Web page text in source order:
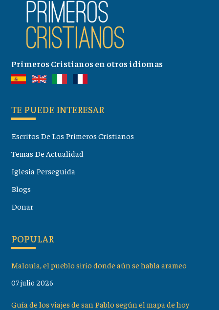
Primeros Cristianos en otros idiomas
TE PUEDE INTERESAR
Escritos De Los Primeros Cristianos
Temas De Actualidad
Iglesia Perseguida
Blogs
Donar
POPULAR
Maloula, el pueblo sirio donde aún se habla arameo
07 julio 2026
Guía de los viajes de san Pablo según el mapa de hoy